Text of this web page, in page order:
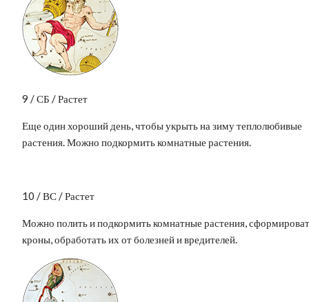
9 / СБ / Растет
Еще один хороший день, чтобы укрыть на зиму теплолюбивые
растения. Можно подкормить комнатные растения.
10 / ВС / Растет
Можно полить и подкормить комнатные растения,
кроны, обработать их от болезней и вредителей.